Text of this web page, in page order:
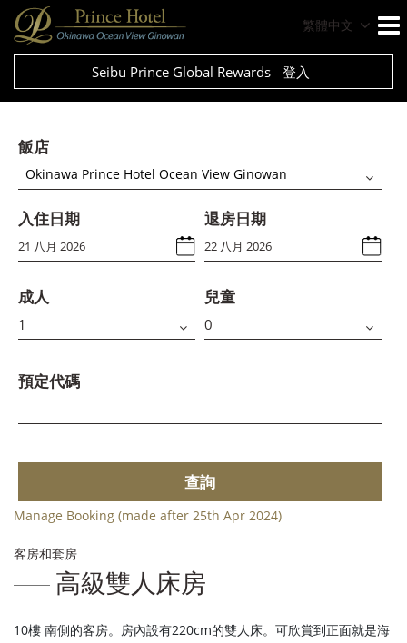
繁體中文
Seibu Prince Global Rewards 登入
飯店
Okinawa Prince Hotel Ocean View Ginowan
入住日期 退房日期
成人 兒童
預定代碼
查詢
Manage Booking (made after 25th Apr 2024)
客房和套房
高級雙人床房
10樓 南側的客房。房內設有220cm的雙人床。可欣賞到正面就是海